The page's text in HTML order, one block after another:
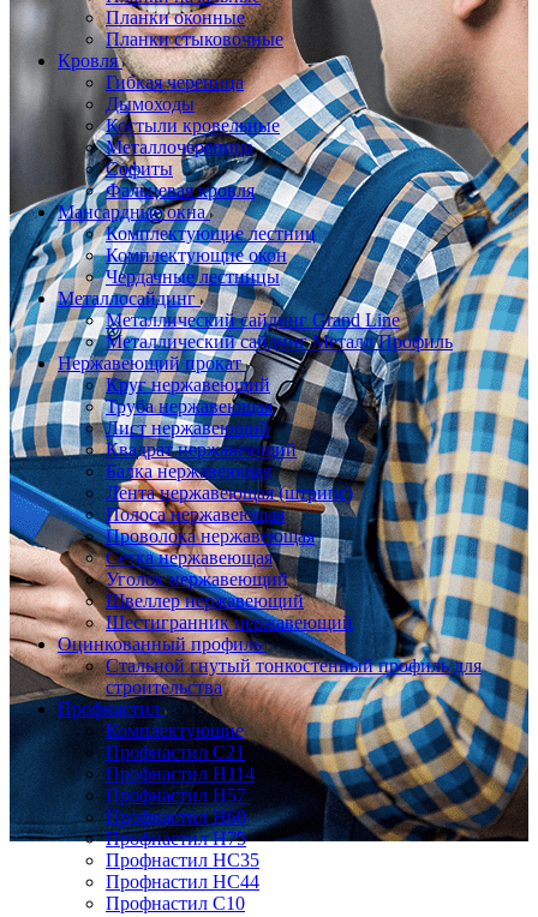
Планки оконные
Планки стыковочные
Кровля
Гибкая черепица
Дымоходы
Костыли кровельные
Металлочерепица
Софиты
Фальцевая кровля
Мансардные окна
Комплектующие лестниц
Комплектующие окон
Чердачные лестницы
Металлосайдинг
Металлический сайдинг Grand Line
Металлический сайдинг Металл Профиль
Нержавеющий прокат
Круг нержавеющий
Труба нержавеющая
Лист нержавеющий
Квадрат нержавеющий
Балка нержавеющая
Лента нержавеющая (штрипс)
Полоса нержавеющая
Проволока нержавеющая
Сетка нержавеющая
Уголок нержавеющий
Швеллер нержавеющий
Шестигранник нержавеющий
Оцинкованный профиль
Стальной гнутый тонкостенный профиль для
строительства
Профнастил
Комплектующие
Профнастил C21
Профнастил Н114
Профнастил Н57
Профнастил Н60
Профнастил Н75
Профнастил НС35
Профнастил НС44
Профнастил С10